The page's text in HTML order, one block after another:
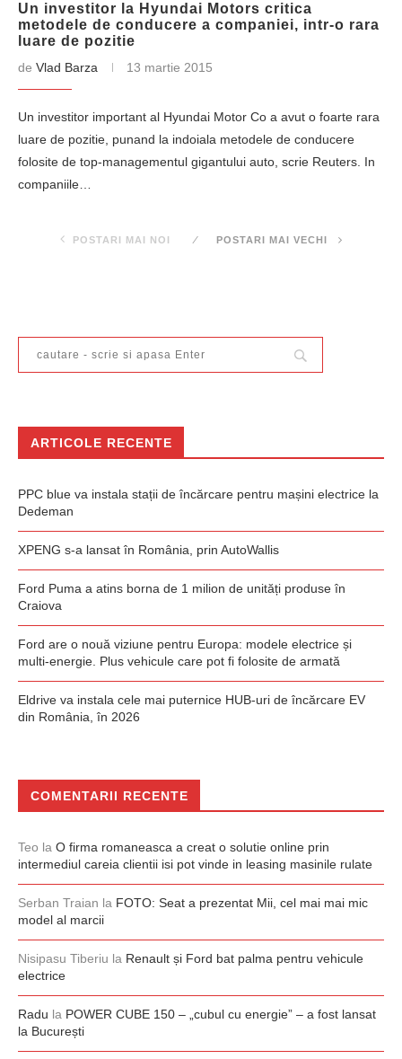
Un investitor la Hyundai Motors critica
metodele de conducere a companiei, intr-o rara
luare de pozitie
de Vlad Barza 13 martie 2015
Un investitor important al Hyundai Motor Co a avut o foarte rara
luare de pozitie, punand la indoiala metodele de conducere
folosite de top-managementul gigantului auto, scrie Reuters. In
companiile…
POSTARI MAI NOI POSTARI MAI VECHI
ARTICOLE RECENTE
PPC blue va instala stații de încărcare pentru mașini electrice la
Dedeman
XPENG s-a lansat în România, prin AutoWallis
Ford Puma a atins borna de 1 milion de unități produse în
Craiova
Ford are o nouă viziune pentru Europa: modele electrice și
multi-energie. Plus vehicule care pot fi folosite de armată
Eldrive va instala cele mai puternice HUB-uri de încărcare EV
din România, în 2026
COMENTARII RECENTE
Teo la O firma romaneasca a creat o solutie online prin
intermediul careia clientii isi pot vinde in leasing masinile rulate
Serban Traian la FOTO: Seat a prezentat Mii, cel mai mai mic
model al marcii
Nisipasu Tiberiu la Renault și Ford bat palma pentru vehicule
electrice
Radu la POWER CUBE 150 – „cubul cu energie” – a fost lansat
la București